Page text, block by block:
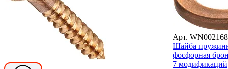
Арт.
Шайба
фосфорная
7 модификаций